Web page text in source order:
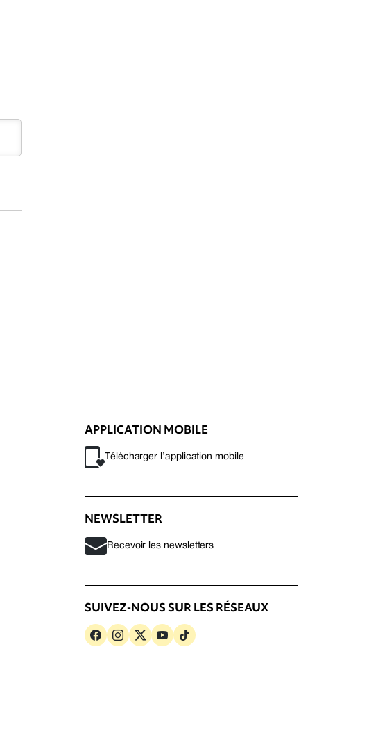
APPLICATION MOBILE
Télécharger l’application mobile
NEWSLETTER
Recevoir les newsletters
SUIVEZ-NOUS SUR LES RÉSEAUX